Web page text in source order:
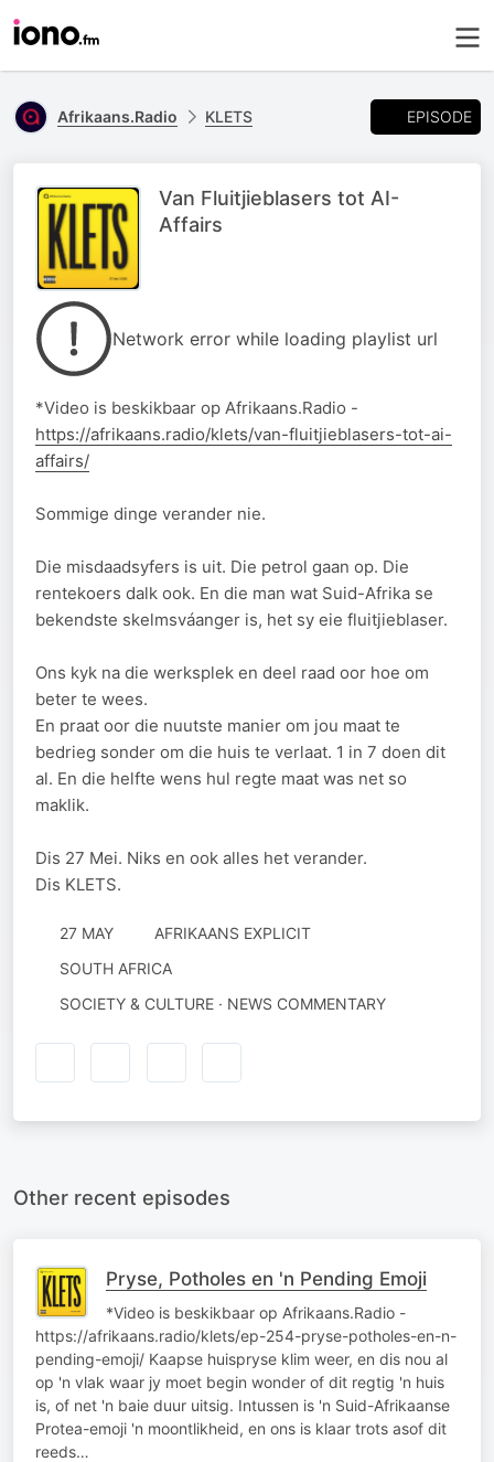
Afrikaans.Radio KLETS EPISODE
Van Fluitjieblasers tot AI-
Affairs
Network error while loading playlist url
*Video is beskikbaar op Afrikaans.Radio -
https://afrikaans.radio/klets/van-fluitjieblasers-tot-ai-
affairs/
Sommige dinge verander nie.
Die misdaadsyfers is uit. Die petrol gaan op. Die
rentekoers dalk ook. En die man wat Suid-Afrika se
bekendste skelmsváanger is, het sy eie fluitjieblaser.
Ons kyk na die werksplek en deel raad oor hoe om
beter te wees.
En praat oor die nuutste manier om jou maat te
bedrieg sonder om die huis te verlaat. 1 in 7 doen dit
al. En die helfte wens hul regte maat was net so
maklik.
Dis 27 Mei. Niks en ook alles het verander.
Dis KLETS.
27 MAY
AFRIKAANS EXPLICIT
SOUTH AFRICA
SOCIETY & CULTURE · NEWS COMMENTARY
Other recent episodes
Pryse, Potholes en 'n Pending Emoji
*Video is beskikbaar op Afrikaans.Radio -
https://afrikaans.radio/klets/ep-254-pryse-potholes-en-n-
pending-emoji/ Kaapse huispryse klim weer, en dis nou al
op 'n vlak waar jy moet begin wonder of dit regtig 'n huis
is, of net 'n baie duur uitsig. Intussen is 'n Suid-Afrikaanse
Protea-emoji 'n moontlikheid, en ons is klaar trots asof dit
reeds…